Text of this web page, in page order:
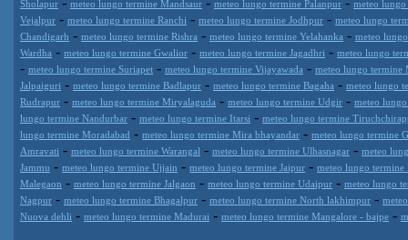
Sholapur
meteo lungo termine Mandsaur meteo lungo termine Palanpur
meteo
Vejalpur - meteo lungo termine Ranchi - meteo lungo termine Jodhpur - meteo lungo
Chandigarh - meteo lungo termine Rishra - meteo lungo termine Yelahanka - meteo
Wardha - meteo lungo termine Gwalior - meteo lungo termine Jagadhri - meteo lungo
- meteo lungo termine Suriapet - meteo lungo termine Vijayawada - meteo lungo termine
Jalpaiguri - meteo lungo termine Badlapur - meteo lungo termine Bagaha - meteo lungo
Rudrapur - meteo lungo termine Miryalaguda - meteo lungo termine Udgir - meteo
lungo termine Nandurbar - meteo lungo termine Itarsi - meteo lungo termine
lungo termine Moradabad - meteo lungo termine Mira bhayandar - meteo lungo termine
Amravati - meteo lungo termine Warangal - meteo lungo termine Ulhasnagar - meteo
Jammu - meteo lungo termine Ujjain - meteo lungo termine Jaipur - meteo lungo termine
Malegaon - meteo lungo termine Jalgaon - meteo lungo termine Udaipur - meteo lungo
Nagpur - meteo lungo termine Bhagalpur - meteo lungo termine North lakhimpur -
Nuova dehli - meteo lungo termine Madurai - meteo lungo termine Mangalore - bajpe -